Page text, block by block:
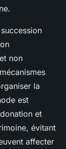
non
la
est
et
évitant
affecter